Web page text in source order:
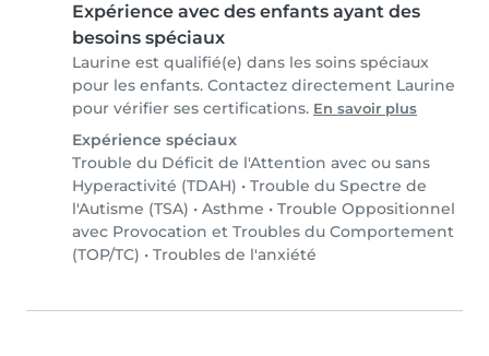
Expérience avec des enfants ayant des
besoins spéciaux
Laurine est qualifié(e) dans les soins spéciaux
pour les enfants. Contactez directement Laurine
pour vérifier ses certifications. En savoir plus
Expérience spéciaux
Trouble du Déficit de l'Attention avec ou sans
Hyperactivité (TDAH) • Trouble du Spectre de
l'Autisme (TSA) • Asthme • Trouble Oppositionnel
avec Provocation et Troubles du Comportement
(TOP/TC) • Troubles de l'anxiété